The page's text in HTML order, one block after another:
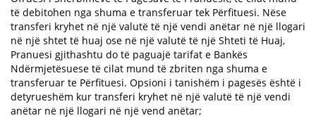
të debitohen nga shuma e transferuar tek Përfituesi. Nëse
transferi kryhet në një valutë të një vendi anëtar në një llogari
në një shtet të huaj ose në një valutë të një Shteti të Huaj,
Pranuesi gjithashtu do të paguajë tarifat e Bankës
Ndërmjetësuese të cilat mund të zbriten nga shuma e
transferuar te Përfituesi. Opsioni i tanishëm i pagesës është i
detyrueshëm kur transferi kryhet në një valutë të një vendi
anëtar në një llogari në një vend anëtar;